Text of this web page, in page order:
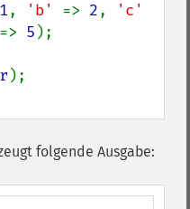
1, 'b' => 2,
=> 5 );
folgende Ausgabe: